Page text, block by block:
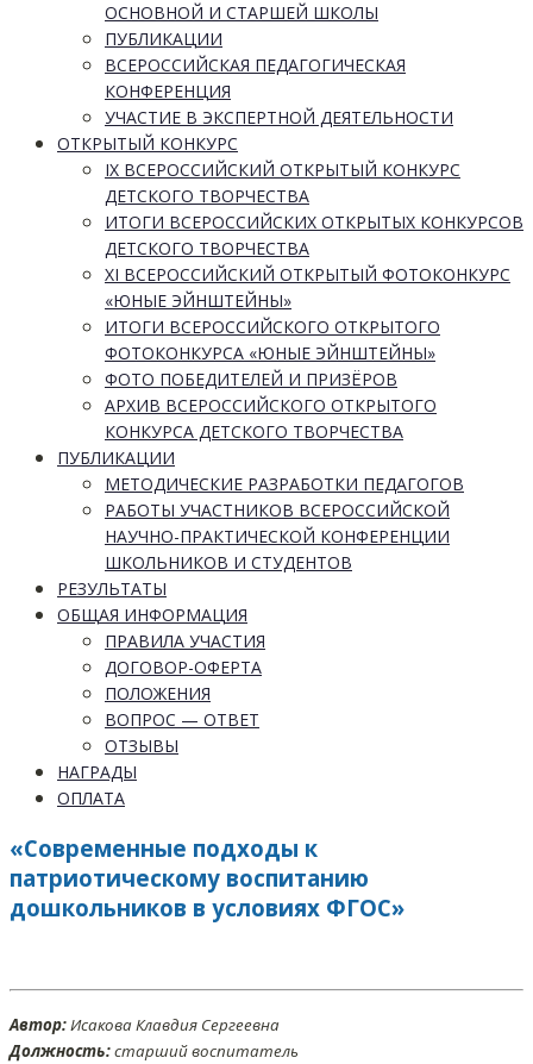
ОСНОВНОЙ И СТАРШЕЙ ШКОЛЫ
ПУБЛИКАЦИИ
ВСЕРОССИЙСКАЯ ПЕДАГОГИЧЕСКАЯ
КОНФЕРЕНЦИЯ
УЧАСТИЕ В ЭКСПЕРТНОЙ ДЕЯТЕЛЬНОСТИ
ОТКРЫТЫЙ КОНКУРС
IX ВСЕРОССИЙСКИЙ ОТКРЫТЫЙ КОНКУРС
ДЕТСКОГО ТВОРЧЕСТВА
ИТОГИ ВСЕРОССИЙСКИХ ОТКРЫТЫХ КОНКУРСОВ
ДЕТСКОГО ТВОРЧЕСТВА
XI ВСЕРОССИЙСКИЙ ОТКРЫТЫЙ ФОТОКОНКУРС
«ЮНЫЕ ЭЙНШТЕЙНЫ»
ИТОГИ ВСЕРОССИЙСКОГО ОТКРЫТОГО
ФОТОКОНКУРСА «ЮНЫЕ ЭЙНШТЕЙНЫ»
ФОТО ПОБЕДИТЕЛЕЙ И ПРИЗЁРОВ
АРХИВ ВСЕРОССИЙСКОГО ОТКРЫТОГО
КОНКУРСА ДЕТСКОГО ТВОРЧЕСТВА
ПУБЛИКАЦИИ
МЕТОДИЧЕСКИЕ РАЗРАБОТКИ ПЕДАГОГОВ
РАБОТЫ УЧАСТНИКОВ ВСЕРОССИЙСКОЙ
НАУЧНО-ПРАКТИЧЕСКОЙ КОНФЕРЕНЦИИ
ШКОЛЬНИКОВ И СТУДЕНТОВ
РЕЗУЛЬТАТЫ
ОБЩАЯ ИНФОРМАЦИЯ
ПРАВИЛА УЧАСТИЯ
ДОГОВОР-ОФЕРТА
ПОЛОЖЕНИЯ
ВОПРОС — ОТВЕТ
ОТЗЫВЫ
НАГРАДЫ
ОПЛАТА
«Современные подходы к
патриотическому воспитанию
дошкольников в условиях ФГОС»
Автор:Исакова Клавдия Сергеевна
Должность:старший воспитатель